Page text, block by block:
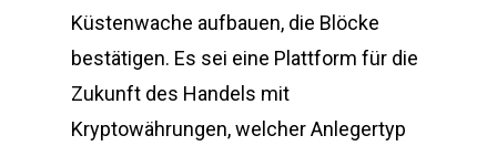
Küstenwache aufbauen, die Blöcke
bestätigen. Es sei eine Plattform für die
Zukunft des Handels mit
Kryptowährungen, welcher Anlegertyp